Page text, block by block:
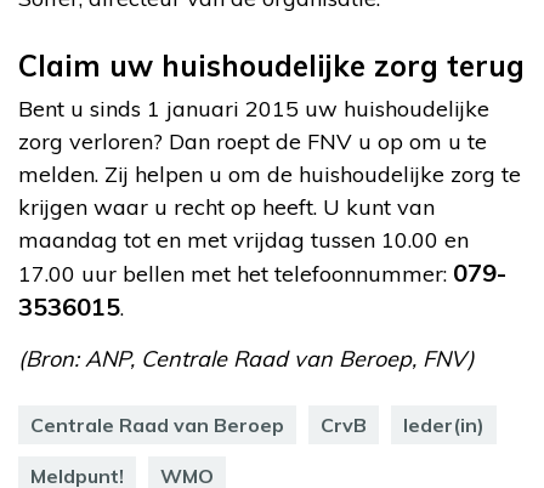
Claim uw huishoudelijke zorg terug
Bent u sinds 1 januari 2015 uw huishoudelijke
zorg verloren? Dan roept de FNV u op om u te
melden. Zij helpen u om de huishoudelijke zorg te
krijgen waar u recht op heeft. U kunt van
maandag tot en met vrijdag tussen 10.00 en
17.00 uur bellen met het telefoonnummer: 079-
3536015.
(Bron: ANP, Centrale Raad van Beroep, FNV)
Centrale Raad van Beroep CrvB Ieder(in)
Meldpunt! WMO